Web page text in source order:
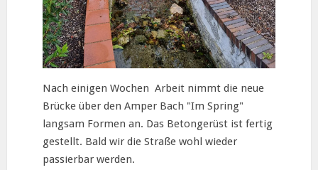
Nach einigen Wochen Arbeit nimmt die neue
Brücke über den Amper Bach "Im Spring"
langsam Formen an. Das Betongerüst ist fertig
gestellt. Bald wir die Straße wohl wieder
passierbar werden.